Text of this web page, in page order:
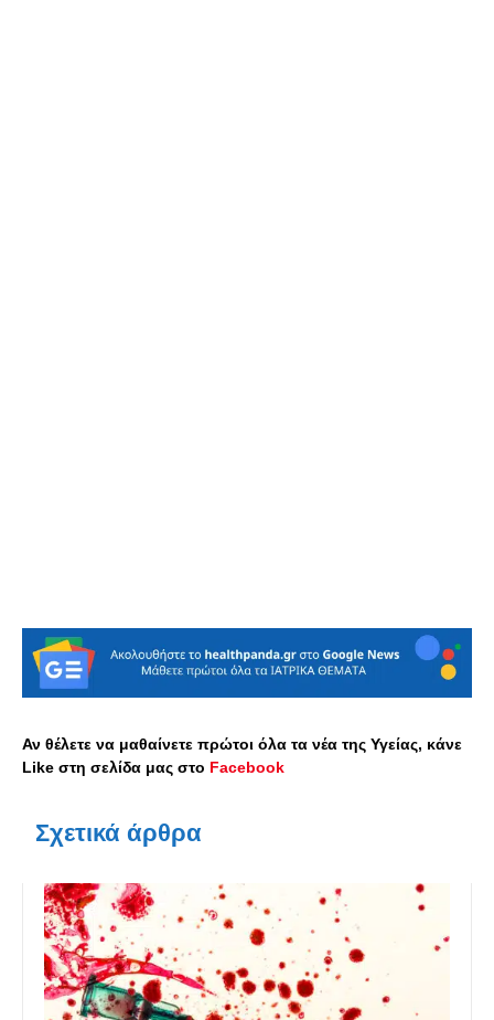
Αν θέλετε να μαθαίνετε πρώτοι όλα τα νέα της Υγείας, κάνε
Like στη σελίδα μας στο Facebook
Σχετικά άρθρα